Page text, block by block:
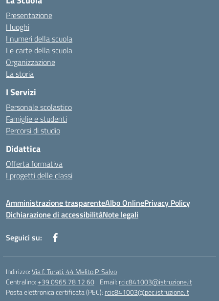
Presentazione
I luoghi
I numeri della scuola
Le carte della scuola
Organizzazione
La storia
I Servizi
Personale scolastico
Famiglie e studenti
Percorsi di studio
Didattica
Offerta formativa
I progetti delle classi
Amministrazione trasparenteAlbo OnlinePrivacy Policy
Dichiarazione di accessibilitàNote legali
Seguici su:
Indirizzo:Via f. Turati, 44 Melito P. Salvo
Centralino:+39 0965 78 12 60 Email: rcic841003@istruzione.it
Posta elettronica certificata (PEC): rcic841003@pec.istruzione.it